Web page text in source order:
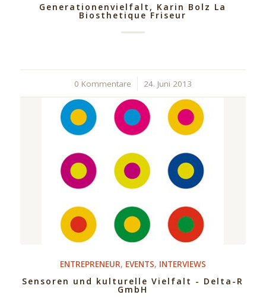
Generationenvielfalt, Karin Bolz La
Biosthetique Friseur
0 Kommentare
/ 24. Juni 2013
ENTREPRENEUR, EVENTS, INTERVIEWS
Sensoren und kulturelle Vielfalt - Delta-R
GmbH